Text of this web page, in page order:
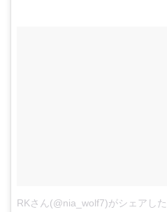
RKさん(@nia_wolf7)がシェアし